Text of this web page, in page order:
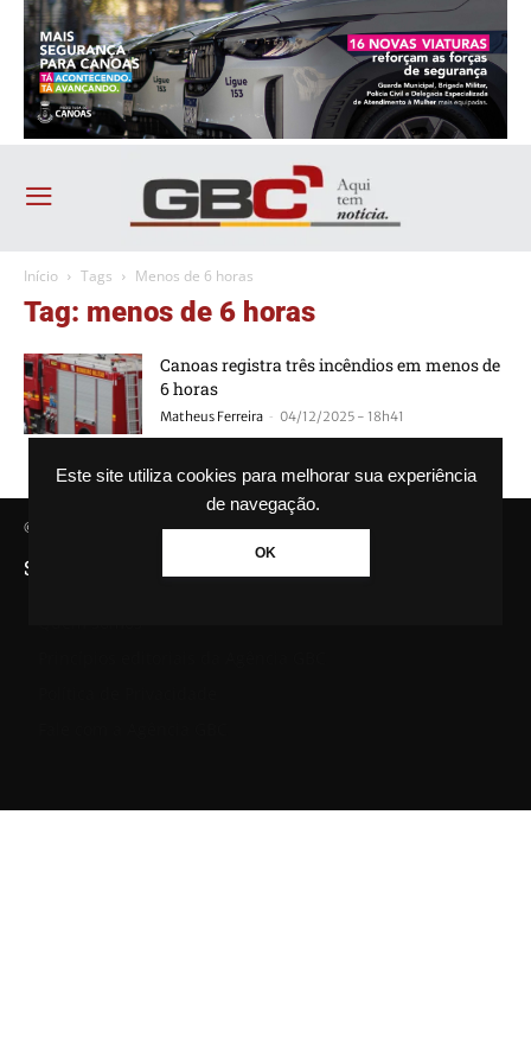
Este site utiliza cookies para melhorar sua experiência
de navegação.
OK
Início Tags Menos de 6 horas
Tag: menos de 6 horas
Canoas registra três incêndios em menos de
6 horas
Matheus Ferreira - 04/12/2025 - 18h41
© Agência GBC. Aqui tem notícia. Todos os direitos reservados.
SAIBA MAIS SOBRE A AGÊNCIA GBC